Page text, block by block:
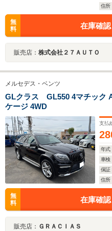
住所
無
料
在庫確
販売店： 株式会社２７ＡＵＴＯ
メルセデス・ベンツ
GLクラス GL550 4マチック
ケージ 4WD
支払
年式
車検
保証
住所
無
料
在庫確
販売店： ＧＲＡＣＩＡＳ